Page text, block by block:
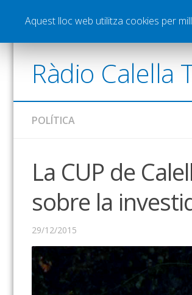
Notícies Esports Pòdcasts
Ràdio Calella
POLÍTICA
La CUP de
sobre la
29/12/2015
Aquest lloc web utilitza cookies per